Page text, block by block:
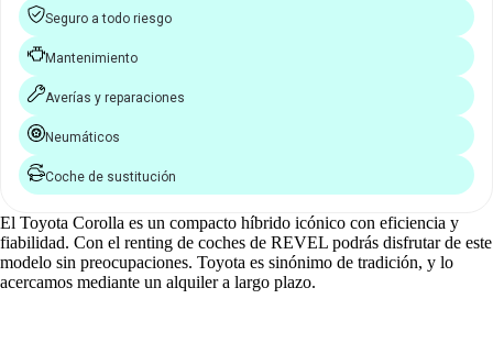
Seguro a todo riesgo
Mantenimiento
Averías y reparaciones
Neumáticos
Coche de sustitución
El Toyota Corolla es un compacto híbrido icónico con eficiencia y
fiabilidad. Con el renting de coches de REVEL podrás disfrutar de este
modelo sin preocupaciones. Toyota es sinónimo de tradición, y lo
acercamos mediante un alquiler a largo plazo.